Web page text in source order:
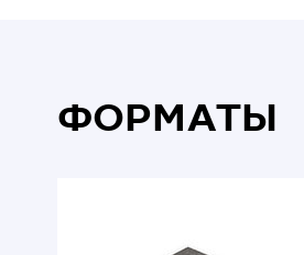
ФОРМАТЫ